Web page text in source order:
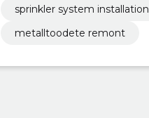
sprinkler system installation
metalltoodete remont